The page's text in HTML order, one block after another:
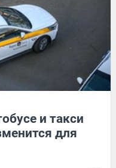
и такси
для